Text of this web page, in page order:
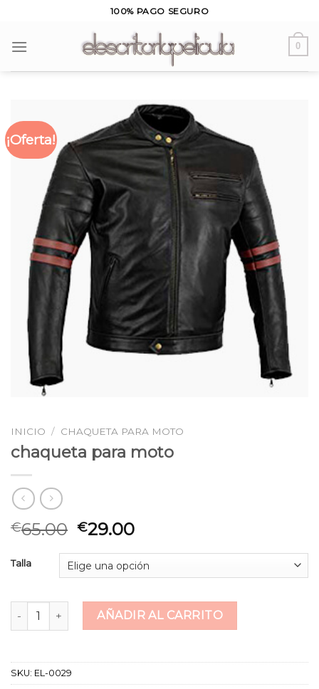
content
100% PAGO SEGURO
0
¡Oferta!
INICIO / CHAQUETA PARA MOTO
chaqueta para moto
€65.00 €29.00
Talla
chaqueta para moto cantidadAÑADIR AL CARRITO
SKU: EL-0029